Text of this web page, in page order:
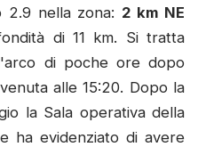
2.9 nella zona: 2 km NE
di 11 km. Si tratta
di poche ore dopo
alle 15:20. Dopo la
la Sala operativa della
ha evidenziato di avere